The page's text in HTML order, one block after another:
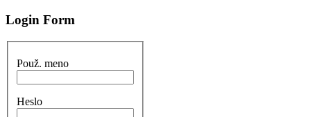
Login Form
Použ. meno
Heslo